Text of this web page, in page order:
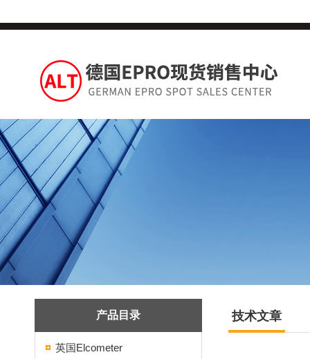
产品目录
英国Elcometer
技术文章